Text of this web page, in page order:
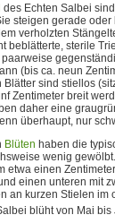
des Echten Salbei
steigen gerade
verholzten
beblätterte, sterile
(bis ca. neun
sind stiellos
Zentimeter breit
daher eine
überhaupt, nur
Blüten haben die
wenig
etwa einen
einen unteren mit
an kurzen Stielen
blüht von Mai bis